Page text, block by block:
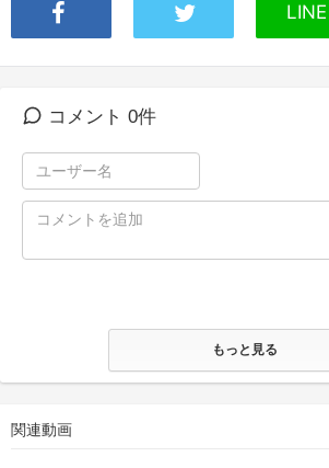
LINE
コメント 0件
もっと見る
関連動画